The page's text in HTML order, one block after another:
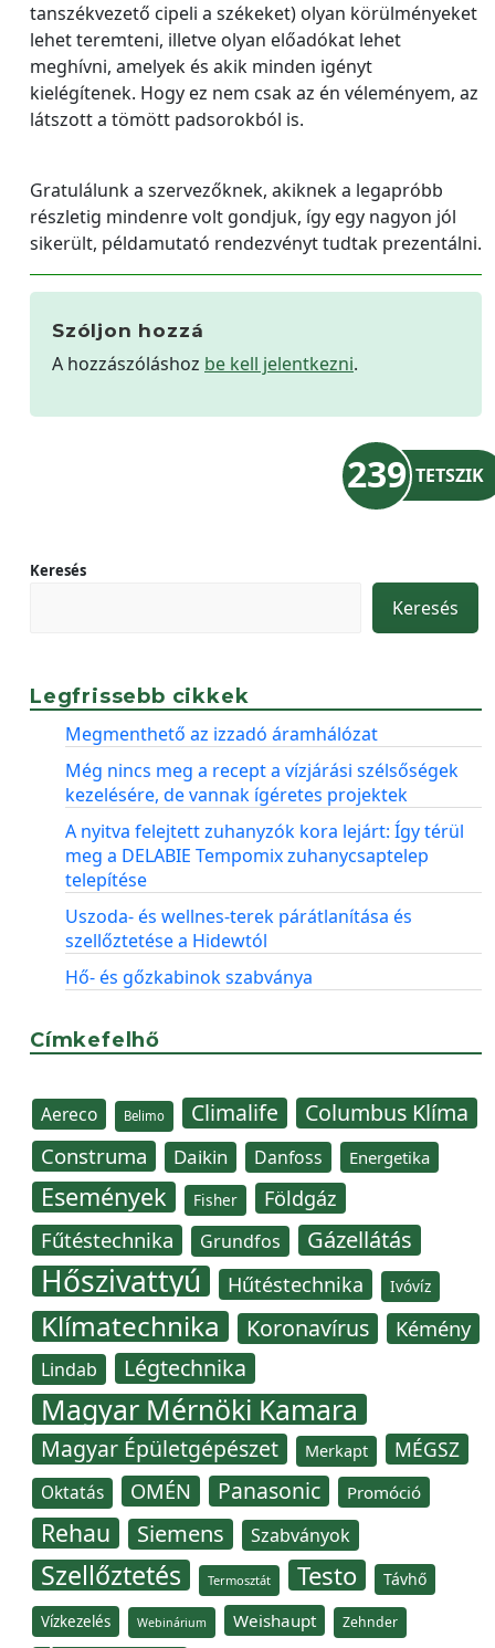
tanszékvezető cipeli a székeket) olyan körülményeket
lehet teremteni, illetve olyan előadókat lehet
meghívni, amelyek és akik minden igényt
kielégítenek. Hogy ez nem csak az én véleményem, az
látszott a tömött padsorokból is.
Gratulálunk a szervezőknek, akiknek a legapróbb
részletig mindenre volt gondjuk, így egy nagyon jól
sikerült, példamutató rendezvényt tudtak prezentálni.
Szóljon hozzá
A hozzászóláshoz be kell jelentkezni.
239 TETSZIK
Keresés
Keresés
Legfrissebb cikkek
Megmenthető az izzadó áramhálózat
Még nincs meg a recept a vízjárási szélsőségek
kezelésére, de vannak ígéretes projektek
A nyitva felejtett zuhanyzók kora lejárt: Így térül
meg a DELABIE Tempomix zuhanycsaptelep
telepítése
Uszoda- és wellnes-terek párátlanítása és
szellőztetése a Hidewtól
Hő- és gőzkabinok szabványa
Címkefelhő
Aereco Belimo Climalife Columbus Klíma
Construma Daikin Danfoss Energetika
Események Fisher Földgáz
Fűtéstechnika Grundfos Gázellátás
Hőszivattyú Hűtéstechnika Ivóvíz
Klímatechnika Koronavírus Kémény
Lindab Légtechnika
Magyar Mérnöki Kamara
Magyar Épületgépészet Merkapt MÉGSZ
Oktatás OMÉN Panasonic Promóció
Rehau Siemens Szabványok
Szellőztetés Termosztát Testo Távhő
Vízkezelés Webinárium Weishaupt Zehnder